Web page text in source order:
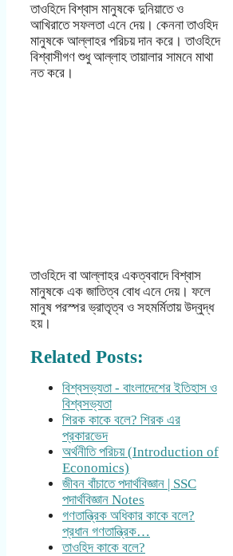
তাওহিদে বিশ্বাস মানুষকে দুনিয়াতে ও
আখিরাতে সফলতা এনে দেয়। কেননা তাওহিদ
মানুষকে আল্লাহর পরিচয় দান করে। তাওহিদে
বিশ্বাসীগণ শুধু আল্লাহ তায়ালার সামনে মাথা
নত করে।
তাওহিদে বা আল্লাহর একত্ববাদে বিশ্বাস
মানুষকে এক জাতিত্ব বোধ এনে দেয়। ফলে
মানুষ পরস্পর ভ্রাতৃত্ব ও সহমর্মিতায় উদ্বুদ্ধ
হয়।
Related Posts:
বিশ্বসভ্যতা - বাংলাদেশের ইতিহাস ও
বিশ্বসভ্যতা
শিরক কাকে বলে? শিরক এর
প্রকারভেদ
অর্থনীতি পরিচয় (Introduction of
Economics)
জীবন বাঁচাতে পদার্থবিজ্ঞান | SSC
পদার্থবিজ্ঞান Notes
গণতান্ত্রিক অধিকার কাকে বলে?
প্রধান গণতান্ত্রিক…
তাওহিদ কাকে বলে?